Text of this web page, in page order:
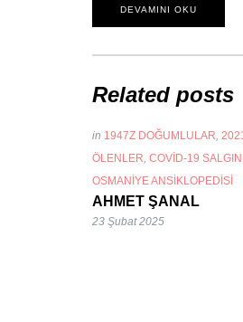
DEVAMINI OKU
Related posts
in 1947Z DOĞUMLULAR,
ÖLENLER, COVID-19
OSMANIYE ANSIKLOPEDISI
AHMET ŞANAL
23 Şubat 2025